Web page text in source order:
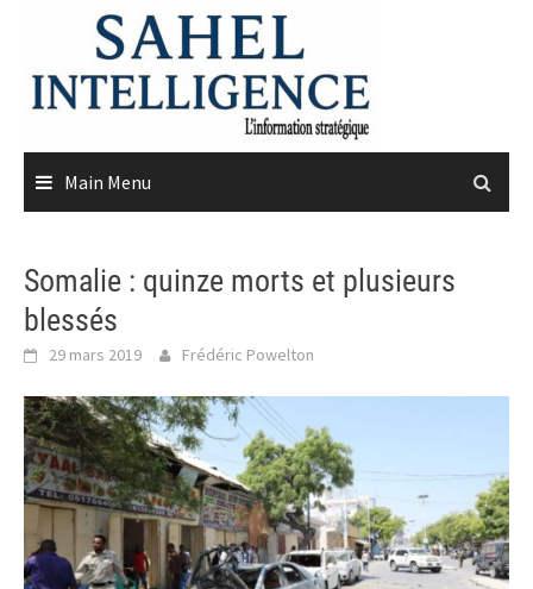
content
Main Menu
Somalie : quinze morts et plusieurs
blessés
29 mars 2019 Frédéric Powelton